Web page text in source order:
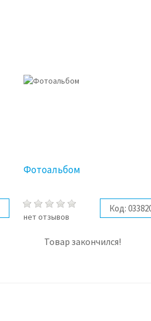
Фотоальбом
нет отзывов
Код:
Товар закончился!